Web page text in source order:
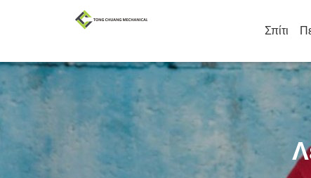
Σπίτι